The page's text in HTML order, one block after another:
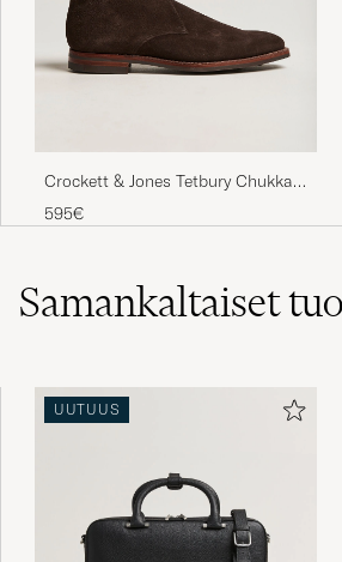
Crockett & Jones Tetbury Chukka
Dark Brown Suede
595€
Samankaltaiset
UUTUUS